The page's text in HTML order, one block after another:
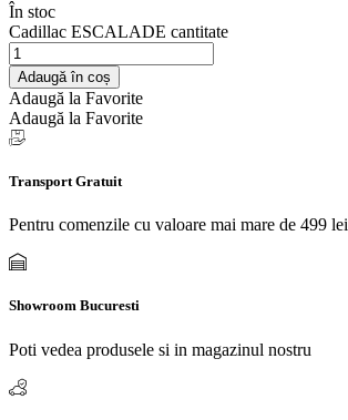
În stoc
Cadillac ESCALADE cantitate
Adaugă în coș
Adaugă la Favorite
Adaugă la Favorite
Transport Gratuit
Pentru comenzile cu valoare mai mare de 499 lei
Showroom Bucuresti
Poti vedea produsele si in magazinul nostru